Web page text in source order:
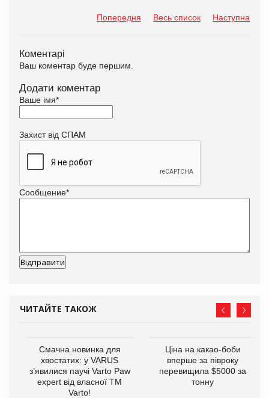
Попередня Весь список Наступна
Коментарі
Ваш коментар буде першим.
Додати коментар
Ваше імя*
Захист від СПАМ
Сообщение*
ЧИТАЙТЕ ТАКОЖ
Смачна новинка для
хвостатих: у VARUS
з’явилися паучі Varto Paw
expert від власної ТМ
Varto!
Ціна на какао-боби
вперше за півроку
перевищила $5000 за
тонну